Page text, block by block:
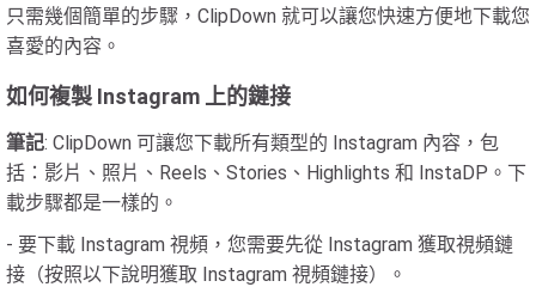
只需幾個簡單的步驟，ClipDown 就可以讓您快速方便地下載您
喜愛的內容。
如何複製 Instagram 上的鏈接
筆記: ClipDown 可讓您下載所有類型的 Instagram 內容，包
括：影片、照片、Reels、Stories、Highlights 和 InstaDP。下
載步驟都是一樣的。
- 要下載 Instagram 視頻，您需要先從 Instagram 獲取視頻鏈
接（按照以下說明獲取 Instagram 視頻鏈接）。